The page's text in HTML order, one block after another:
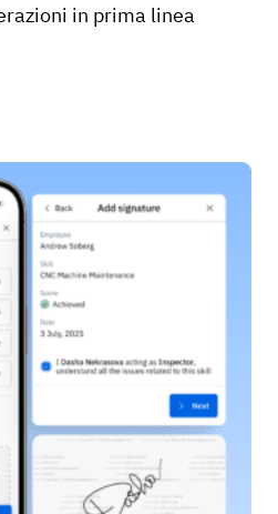
in prima linea